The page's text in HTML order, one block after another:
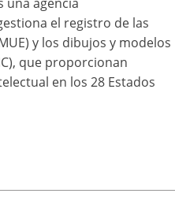
el registro de las
y los dibujos y modelos
que proporcionan
en los 28 Estados